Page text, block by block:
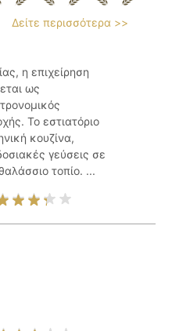
Δείτε περισσότερα >>
η επιχείρηση
ως
Το εστιατόριο
κουζίνα,
γεύσεις σε
τοπίο. ...